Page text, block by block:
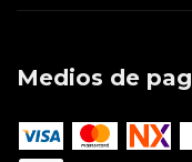
Medios de